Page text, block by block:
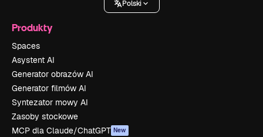
Polski
Produkty
Spaces
Asystent AI
Generator obrazów AI
Generator filmów AI
Syntezator mowy AI
Zasoby stockowe
MCP dla Claude/ChatGPT New